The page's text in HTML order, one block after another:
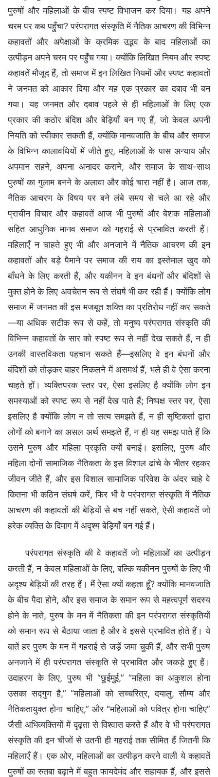
परंपरागत संस्कृति की वे कहावतें जो महिलाओं का उत्पीड़न
करती हैं, न केवल महिलाओं के लिए, बल्कि यकीनन पुरुषों के लिए भी
अदृश्य बेड़ियों की तरह हैं। मैं ऐसा क्यों कहता हूँ? क्योंकि मानवजाति
के बीच पैदा होने, और इस समाज के समान रूप से महत्वपूर्ण सदस्य
होने के नाते, पुरुष के मन में नैतिकता की इन परंपरागत संस्कृतियों
को समान रूप से बैठाया जाता है और वे इससे प्रभावित होते हैं। ये
बातें हर पुरुष के मन में गहराई से जड़ें जमा चुकी हैं, और सभी पुरुष
अनजाने में ही परंपरागत संस्कृति से प्रभावित और जकड़े हुए हैं।
उदाहरण के लिए, पुरुष भी “छुईमुई,” “महिला का अकुशल होना
उसका सद्गुण है,” “महिलाओं को सच्चरित्र, दयालु, सौम्य और
नैतिकतायुक्त होना चाहिए,” और “महिलाओं को पवित्र होना चाहिए”
जैसी अभिव्यक्तियों में दृढ़ता से विश्वास करते हैं और वे भी परंपरागत
संस्कृति की इन चीजों से उतनी ही गहराई तक सीमित हैं जितनी कि
महिलाएँ हैं। एक ओर, महिलाओं का उत्पीड़न करने वाली ये कहावतें
पुरुषों का रुतबा बढ़ाने में बहुत फायदेमंद और सहायक हैं, और इससे